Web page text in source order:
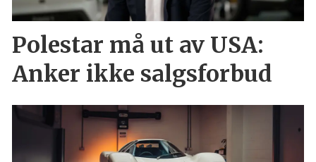
Polestar må ut av USA:
Anker ikke salgsforbud